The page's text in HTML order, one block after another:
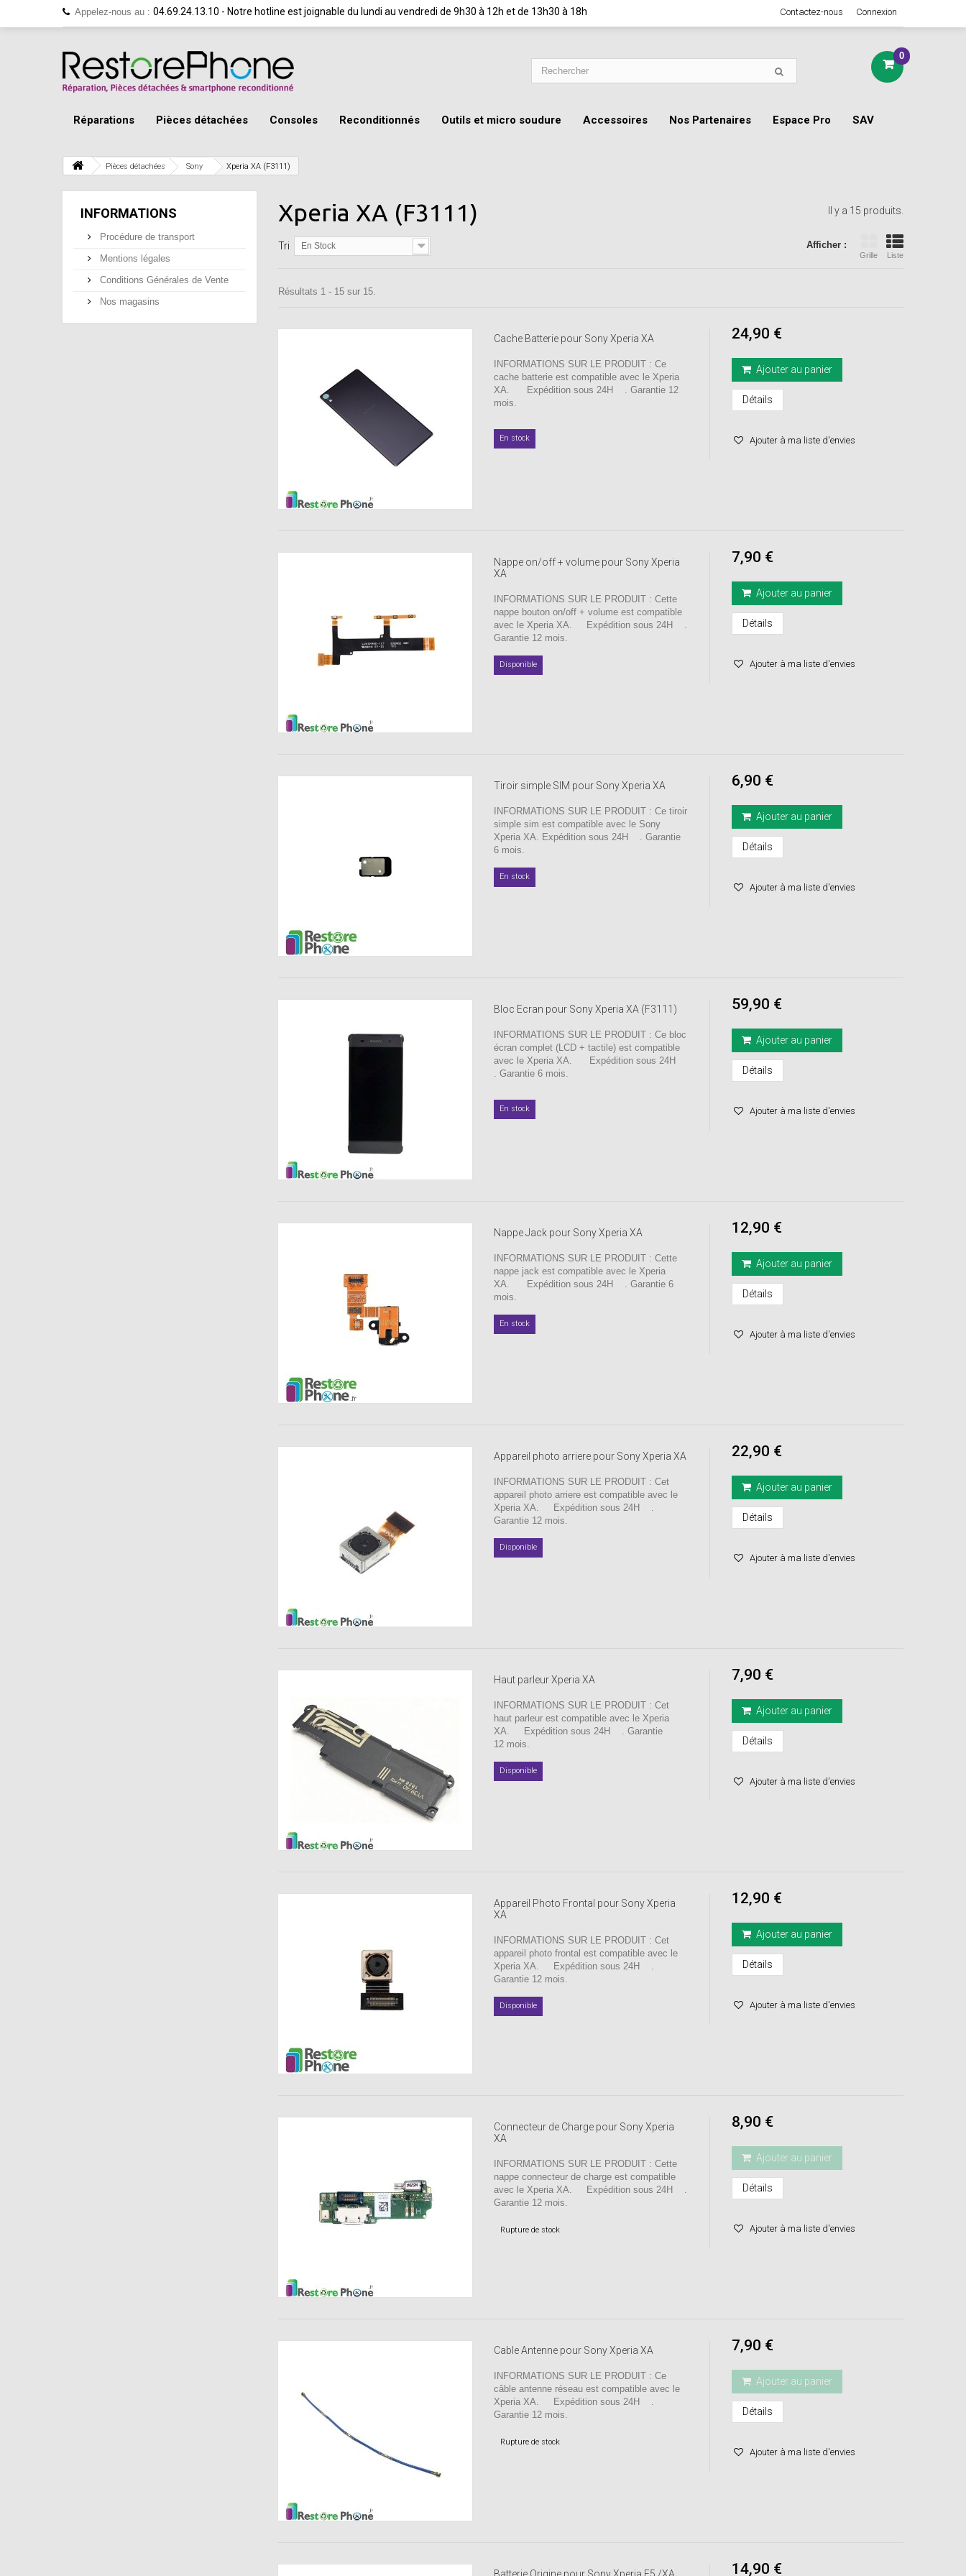
Connexion
Contactez-nous
Appelez-nous au : 04.69.24.13.10 - Notre hotline est joignable du lundi au vendredi de 9h30 à 12h et de 13h30 à 18h
0
Réparations Pièces détachées Consoles Reconditionnés Outils et micro soudure Accessoires Nos Partenaires Espace Pro SAV
Pièces détachées Sony Xperia XA (F3111)
INFORMATIONS
Procédure de transport
Mentions légales
Conditions Générales de Vente
Nos magasins
Xperia XA (F3111) Il y a 15 produits.
Afficher :
Grille Liste
Tri En Stock
Résultats 1 - 15 sur 15.
Cache Batterie pour Sony Xperia XA
INFORMATIONS SUR LE PRODUIT : Ce
cache batterie est compatible avec le Xperia
XA. Expédition sous 24H . Garantie 12
mois.
En stock
24,90 €
Ajouter au panier
Détails
Ajouter à ma liste d'envies
Nappe on/off + volume pour Sony Xperia
XA
INFORMATIONS SUR LE PRODUIT : Cette
nappe bouton on/off + volume est compatible
avec le Xperia XA. Expédition sous 24H .
Garantie 12 mois.
Disponible
7,90 €
Ajouter au panier
Détails
Ajouter à ma liste d'envies
Tiroir simple SIM pour Sony Xperia XA
INFORMATIONS SUR LE PRODUIT : Ce tiroir
simple sim est compatible avec le Sony
Xperia XA. Expédition sous 24H . Garantie
6 mois.
En stock
6,90 €
Ajouter au panier
Détails
Ajouter à ma liste d'envies
Bloc Ecran pour Sony Xperia XA (F3111)
INFORMATIONS SUR LE PRODUIT : Ce bloc
écran complet (LCD + tactile) est compatible
avec le Xperia XA. Expédition sous 24H
. Garantie 6 mois.
En stock
59,90 €
Ajouter au panier
Détails
Ajouter à ma liste d'envies
Nappe Jack pour Sony Xperia XA
INFORMATIONS SUR LE PRODUIT : Cette
nappe jack est compatible avec le Xperia
XA. Expédition sous 24H . Garantie 6
mois.
En stock
12,90 €
Ajouter au panier
Détails
Ajouter à ma liste d'envies
Appareil photo arriere pour Sony Xperia XA
INFORMATIONS SUR LE PRODUIT : Cet
appareil photo arriere est compatible avec le
Xperia XA. Expédition sous 24H .
Garantie 12 mois.
Disponible
22,90 €
Ajouter au panier
Détails
Ajouter à ma liste d'envies
Haut parleur Xperia XA
INFORMATIONS SUR LE PRODUIT : Cet
haut parleur est compatible avec le Xperia
XA. Expédition sous 24H . Garantie
12 mois.
Disponible
7,90 €
Ajouter au panier
Détails
Ajouter à ma liste d'envies
Appareil Photo Frontal pour Sony Xperia
XA
INFORMATIONS SUR LE PRODUIT : Cet
appareil photo frontal est compatible avec le
Xperia XA. Expédition sous 24H .
Garantie 12 mois.
Disponible
12,90 €
Ajouter au panier
Détails
Ajouter à ma liste d'envies
Connecteur de Charge pour Sony Xperia
XA
INFORMATIONS SUR LE PRODUIT : Cette
nappe connecteur de charge est compatible
avec le Xperia XA. Expédition sous 24H .
Garantie 12 mois.
Rupture de stock
8,90 €
Ajouter au panier
Détails
Ajouter à ma liste d'envies
Cable Antenne pour Sony Xperia XA
INFORMATIONS SUR LE PRODUIT : Ce
câble antenne réseau est compatible avec le
Xperia XA. Expédition sous 24H .
Garantie 12 mois.
Rupture de stock
7,90 €
Ajouter au panier
Détails
Ajouter à ma liste d'envies
Batterie Origine pour Sony Xperia E5 /XA 14,90 €